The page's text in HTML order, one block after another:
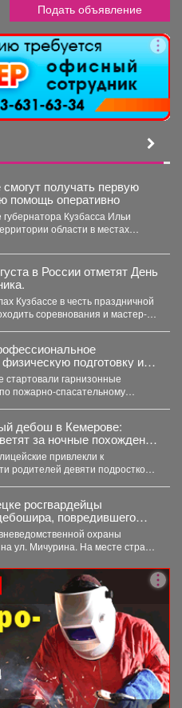
Подать объявление
получать первую
помощь оперативно
Кузбасса Ильи
области в местах
в России отметят День
Кузбассе в честь праздничной
соревнования и мастер-
подготовку и
стартовали гарнизонные
пожарно-спасательному
дебош в Кемерове:
за ночные похождения
привлекли к
родителей девяти подростков.
росгвардейцы
повредившего
квартиры сожительницы
охраны
ул. Мичурина. На месте стражи